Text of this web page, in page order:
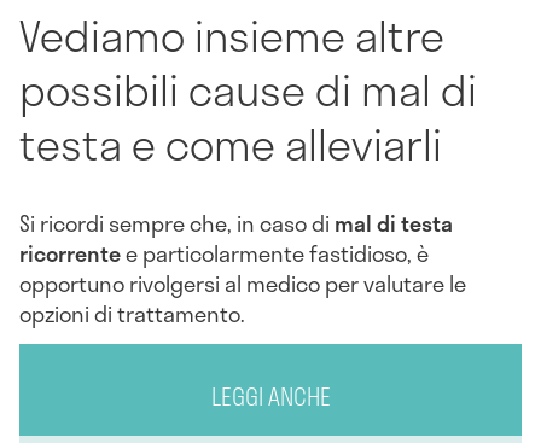
Vediamo insieme altre
possibili cause di mal di
testa e come alleviarli
Si ricordi sempre che, in caso di mal di testa
ricorrentee particolarmente fastidioso, è
opportuno rivolgersi al medico per valutare le
opzioni di trattamento.
LEGGI ANCHE